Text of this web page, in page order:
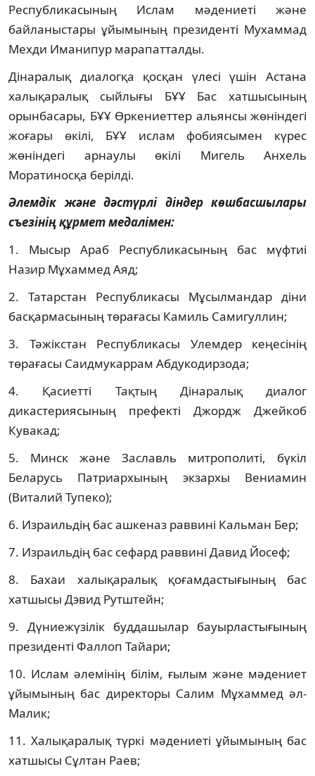
Республикасының Ислам мәдениеті және
байланыстары ұйымының президенті Мухаммад
Мехди Иманипур марапатталды.
Дінаралық диалогқа қосқан үлесі үшін Астана
халықаралық сыйлығы БҰҰ Бас хатшысының
орынбасары, БҰҰ Өркениеттер альянсы жөніндегі
жоғары өкілі, БҰҰ ислам фобиясымен күрес
жөніндегі арнаулы өкілі Мигель Анхель
Моратиносқа берілді.
Әлемдік және дәстүрлі діндер көшбасшылары
съезінің құрмет медалімен:
1. Мысыр Араб Республикасының бас мүфтиі
Назир Мұхаммед Аяд;
2. Татарстан Республикасы Мұсылмандар діни
басқармасының төрағасы Камиль Самигуллин;
3. Тәжікстан Республикасы Улемдер кеңесінің
төрағасы Саидмукаррам Абдукодирзода;
4. Қасиетті Тақтың Дінаралық диалог
дикастериясының префекті Джордж Джейкоб
Кувакад;
5. Минск және Заславль митрополиті, бүкіл
Беларусь Патриархының экзархы Вениамин
(Виталий Тупеко);
6. Израильдің бас ашкеназ раввині Кальман Бер;
7. Израильдің бас сефард раввині Давид Йосеф;
8. Бахаи халықаралық қоғамдастығының бас
хатшысы Дэвид Рутштейн;
9. Дүниежүзілік буддашылар бауырластығының
президенті Фаллоп Тайари;
10. Ислам әлемінің білім, ғылым және мәдениет
ұйымының бас директоры Салим Мұхаммед әл-
Малик;
11. Халықаралық түркі мәдениеті ұйымының бас
хатшысы Сұлтан Раев;